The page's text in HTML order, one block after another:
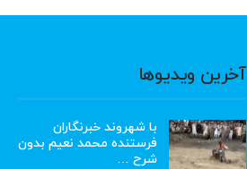
آخرین ویدیوها
با شهروند خبرنگاران
فرستنده محمد نعیم بدون
شرح …